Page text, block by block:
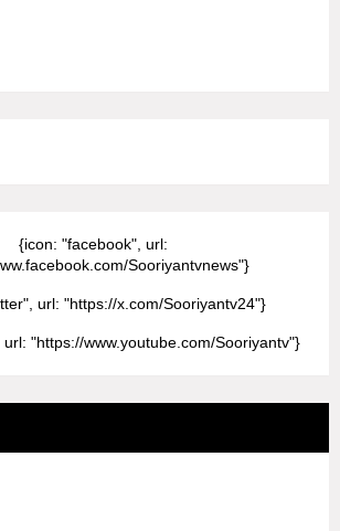
{icon: "facebook", url:
Sooriyantvnews"}
url: "https://x.com/Sooriyantv24"}
"https://www.youtube.com/Sooriyantv"}